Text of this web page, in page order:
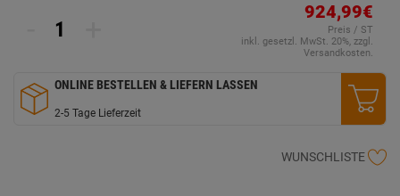
924,99€
Preis / ST
inkl. gesetzl. MwSt. 20%, zzgl.
Versandkosten.
ONLINE BESTELLEN & LIEFERN LASSEN
2-5 Tage Lieferzeit
WUNSCHLISTE